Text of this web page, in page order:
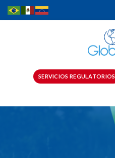
SERVICIOS REGULATORIOS